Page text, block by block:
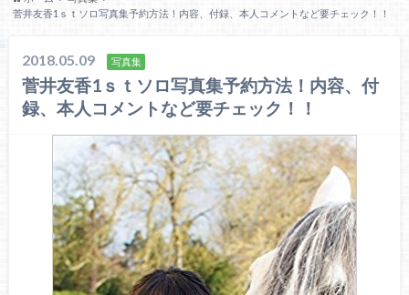
菅井友香1ｓｔソロ写真集予約方法！内容、付録、本人コメントなど要チェック！！
2018.05.09 写真集
菅井友香1ｓｔソロ写真集予約方法！内容、付
録、本人コメントなど要チェック！！